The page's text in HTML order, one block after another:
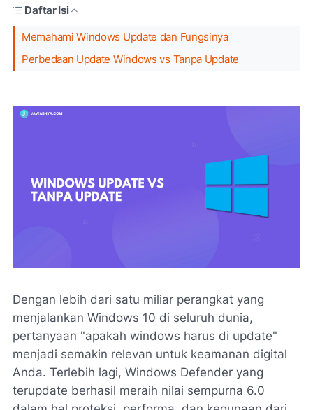
Daftar Isi
Memahami Windows Update dan Fungsinya
Perbedaan Update Windows vs Tanpa Update
Dengan lebih dari satu miliar perangkat yang
menjalankan Windows 10 di seluruh dunia,
pertanyaan "apakah windows harus di update"
menjadi semakin relevan untuk keamanan digital
Anda. Terlebih lagi, Windows Defender yang
terupdate berhasil meraih nilai sempurna 6.0